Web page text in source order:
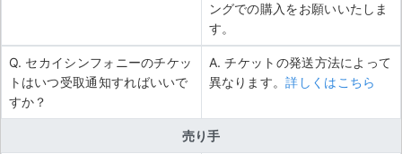
ングでの購入をお願いいたしま
す。
Q. セカイシンフォニーのチケッ
トはいつ受取通知すればいいで
すか？
A. チケットの発送方法によって
異なります。詳しくはこちら
売り手